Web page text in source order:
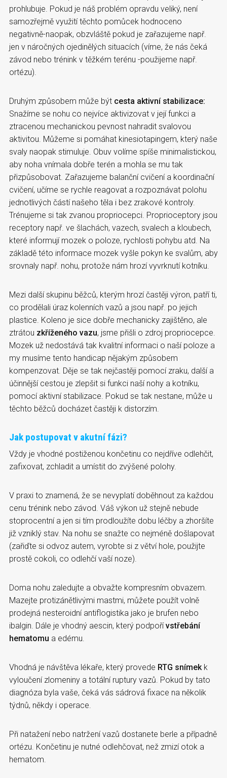
prohlubuje. Pokud je náš problém opravdu veliký, není
samozřejmě využití těchto pomůcek hodnoceno
negativně-naopak, obzvláště pokud je zařazujeme např.
jen v náročných ojedinělých situacích (víme, že nás čeká
závod nebo trénink v těžkém terénu -použijeme např.
ortézu).
Druhým způsobem může být cesta aktivní stabilizace:
Snažíme se nohu co nejvíce aktivizovat v její funkci a
ztracenou mechanickou pevnost nahradit svalovou
aktivitou. Můžeme si pomáhat kinesiotapingem, který naše
svaly naopak stimuluje. Obuv volíme spíše minimalistickou,
aby noha vnímala dobře terén a mohla se mu tak
přizpůsobovat. Zařazujeme balanční cvičení a koordinační
cvičení, učíme se rychle reagovat a rozpoznávat polohu
jednotlivých částí našeho těla i bez zrakové kontroly.
Trénujeme si tak zvanou propriocepci. Proprioceptory jsou
receptory např. ve šlachách, vazech, svalech a kloubech,
které informují mozek o poloze, rychlosti pohybu atd. Na
základě této informace mozek vyšle pokyn ke svalům, aby
srovnaly např. nohu, protože nám hrozí vyvrknutí kotníku.
Mezi další skupinu běžců, kterým hrozí častěji výron, patří ti,
co prodělali úraz kolenních vazů a jsou např. po jejich
plastice. Koleno je sice dobře mechanicky zajištěno, ale
ztrátou zkříženého vazu, jsme přišli o zdroj propriocepce.
Mozek už nedostává tak kvalitní informaci o naší poloze a
my musíme tento handicap nějakým způsobem
kompenzovat. Děje se tak nejčastěji pomocí zraku, další a
účinnější cestou je zlepšit si funkci naší nohy a kotníku,
pomocí aktivní stabilizace. Pokud se tak nestane, může u
těchto běžců docházet častěji k distorzím.
Jak postupovat v akutní fázi?
Vždy je vhodné postiženou končetinu co nejdříve odlehčit,
zafixovat, zchladit a umístit do zvýšené polohy.
V praxi to znamená, že se nevyplatí doběhnout za každou
cenu trénink nebo závod. Váš výkon už stejně nebude
stoprocentní a jen si tím prodloužíte dobu léčby a zhoršíte
již vzniklý stav. Na nohu se snažte co nejméně došlapovat
(zařiďte si odvoz autem, vyrobte si z větví hole, použijte
prostě cokoli, co odlehčí vaší noze).
Doma nohu zaledujte a obvažte kompresním obvazem.
Mazejte protizánětlivými mastmi, můžete použít volně
prodejná nesteroidní antiflogistika jako je brufen nebo
ibalgin. Dále je vhodný aescin, který podpořívstřebání
hematomu a edému.
Vhodná je návštěva lékaře, který provede RTG snímek k
vyloučení zlomeniny a totální ruptury vazů. Pokud by tato
diagnóza byla vaše, čeká vás sádrová fixace na několik
týdnů, někdy i operace.
Při natažení nebo natržení vazů dostanete berle a případně
ortézu. Končetinu je nutné odlehčovat, než zmizí otok a
hematom.